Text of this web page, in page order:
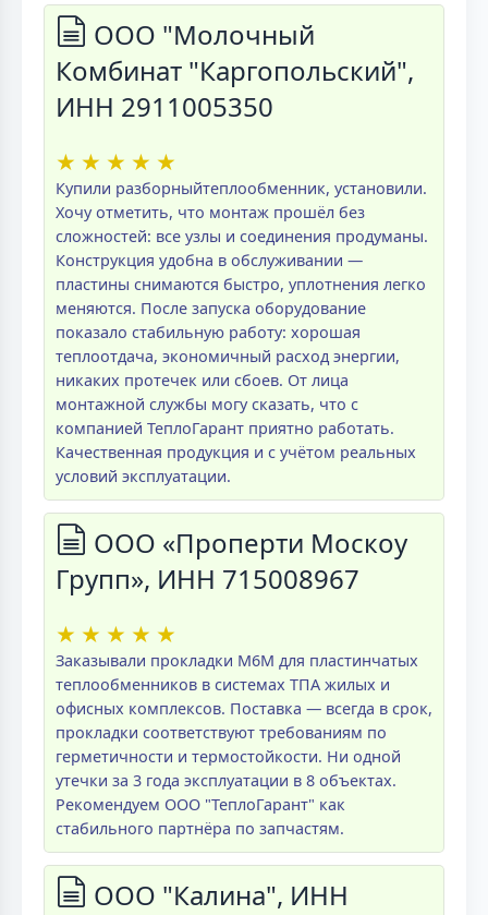
ООО "Молочный
Комбинат "Каргопольский",
ИНН 2911005350
★ ★ ★ ★ ★
Купили разборныйтеплообменник, установили.
Хочу отметить, что монтаж прошёл без
сложностей: все узлы и соединения продуманы.
Конструкция удобна в обслуживании —
пластины снимаются быстро, уплотнения легко
меняются. После запуска оборудование
показало стабильную работу: хорошая
теплоотдача, экономичный расход энергии,
никаких протечек или сбоев. От лица
монтажной службы могу сказать, что с
компанией ТеплоГарант приятно работать.
Качественная продукция и с учётом реальных
условий эксплуатации.
ООО «Проперти Москоу
Групп», ИНН 715008967
★ ★ ★ ★ ★
Заказывали прокладки M6M для пластинчатых
теплообменников в системах ТПА жилых и
офисных комплексов. Поставка — всегда в срок,
прокладки соответствуют требованиям по
герметичности и термостойкости. Ни одной
утечки за 3 года эксплуатации в 8 объектах.
Рекомендуем ООО "ТеплоГарант" как
стабильного партнёра по запчастям.
ООО "Калина", ИНН